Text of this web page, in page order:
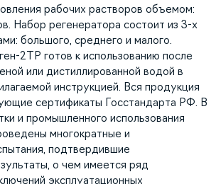
рабочих растворов объемом:
Набор регенератора состоит из 3-х
большого, среднего и малого.
2ТР готов к использованию после
или дистиллированной водой в
инструкцией. Вся продукция
сертификаты Госстандарта РФ. В
и промышленного использования
многократные и
подтвердившие
о чем имеется ряд
эксплуатационных